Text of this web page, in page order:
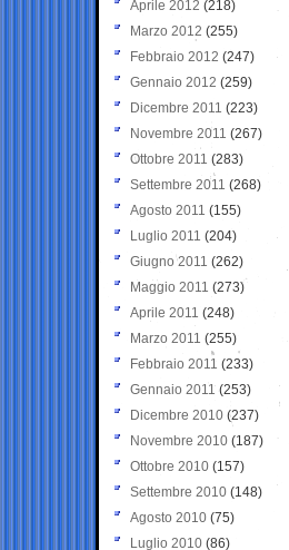
Aprile 2012 (218)
Marzo 2012 (255)
Febbraio 2012 (247)
Gennaio 2012 (259)
Dicembre 2011 (223)
Novembre 2011 (267)
Ottobre 2011 (283)
Settembre 2011 (268)
Agosto 2011 (155)
Luglio 2011 (204)
Giugno 2011 (262)
Maggio 2011 (273)
Aprile 2011 (248)
Marzo 2011 (255)
Febbraio 2011 (233)
Gennaio 2011 (253)
Dicembre 2010 (237)
Novembre 2010 (187)
Ottobre 2010 (157)
Settembre 2010 (148)
Agosto 2010 (75)
Luglio 2010 (86)